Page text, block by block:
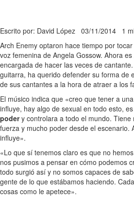
Escrito por: David López 03/11/2014 1
Arch Enemy optaron hace tiempo por
voz femenina de Angela Gossow. Ahora
encargada de hacer las veces de
guitarra, ha querido defender su forma de
de sus cantantes a la hora de atraer a los
El músico indica que «creo que tener a
influye, hay algo de sexual en todo esto,
podery controlara a todo el mundo. Tiene
fuerza y mucho poder desde el escenario.
influye».
«Lo que sí tenemos claro es que no
nos pusimos a pensar en cómo podemos
todo surgió así y no somos capaces de
gente de lo que estábamos haciendo.
cosas como le apetece».